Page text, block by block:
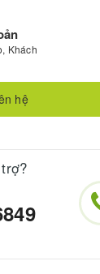
Khách
hệ